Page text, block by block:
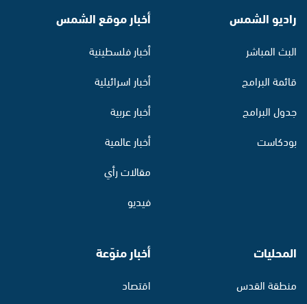
راديو الشمس
البث المباشر
قائمة البرامج
جدول البرامج
بودكاست
أخبار موقع الشمس
أخبار فلسطينية
أخبار اسرائيلية
أخبار عربية
أخبار عالمية
مقالات رأي
فيديو
المحليات
منطقة القدس
أخبار منوّعة
اقتصاد